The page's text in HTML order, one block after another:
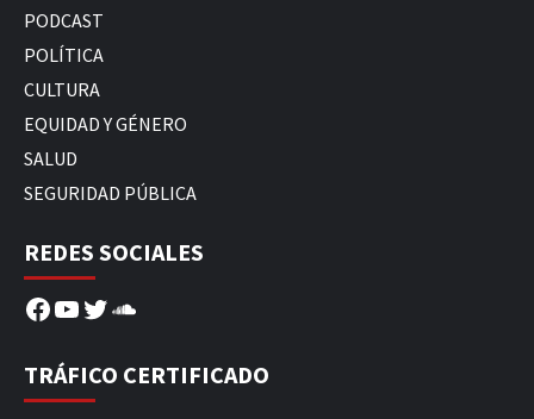
PODCAST
POLÍTICA
CULTURA
EQUIDAD Y GÉNERO
SALUD
SEGURIDAD PÚBLICA
REDES SOCIALES
Facebook
YouTube
Twitter
SoundCloud
TRÁFICO CERTIFICADO